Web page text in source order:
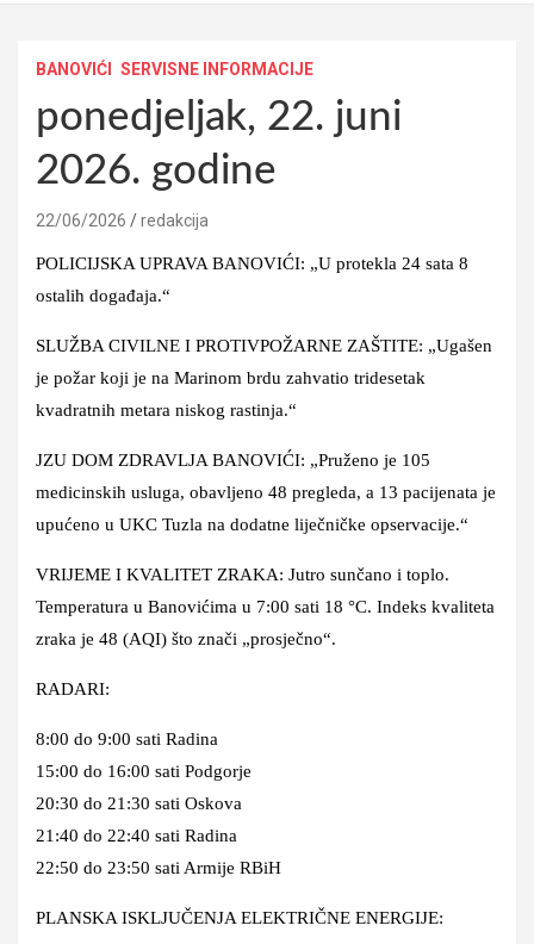
BANOVIĆI SERVISNE INFORMACIJE
ponedjeljak, 22. juni
2026. godine
22/06/2026 redakcija
POLICIJSKA UPRAVA BANOVIĆI: „U protekla 24 sata 8
ostalih događaja.“
SLUŽBA CIVILNE I PROTIVPOŽARNE ZAŠTITE: „Ugašen
je požar koji je na Marinom brdu zahvatio tridesetak
kvadratnih metara niskog rastinja.“
JZU DOM ZDRAVLJA BANOVIĆI: „Pruženo je 105
medicinskih usluga, obavljeno 48 pregleda, a 13 pacijenata je
upućeno u UKC Tuzla na dodatne liječničke opservacije.“
VRIJEME I KVALITET ZRAKA: Jutro sunčano i toplo.
Temperatura u Banovićima u 7:00 sati 18 °C. Indeks kvaliteta
zraka je 48 (AQI) što znači „prosječno“.
RADARI:
8:00 do 9:00 sati Radina
15:00 do 16:00 sati Podgorje
20:30 do 21:30 sati Oskova
21:40 do 22:40 sati Radina
22:50 do 23:50 sati Armije RBiH
PLANSKA ISKLJUČENJA ELEKTRIČNE ENERGIJE: